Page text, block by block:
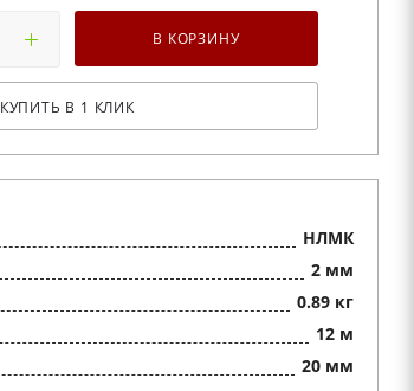
В КОРЗИНУ
КУПИТЬ В 1 КЛИК
НЛМК
2 мм
0.89 кг
12 м
20 мм